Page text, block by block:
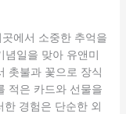
에서 소중한 추억을
념일을 맞아 유앤미
촛불과 꽃으로 장식
적은 카드와 선물을
경험은 단순한 외